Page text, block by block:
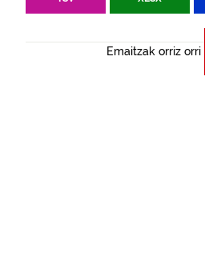
Emaitzak orriz orri